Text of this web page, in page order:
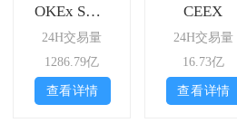
OKEx Swap
24H交易量
1286.79亿
查看详情
CEEX
24H交易量
16.73亿
查看详情